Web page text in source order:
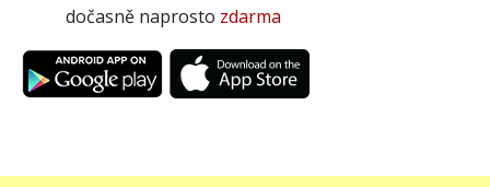
dočasně naprosto zdarma